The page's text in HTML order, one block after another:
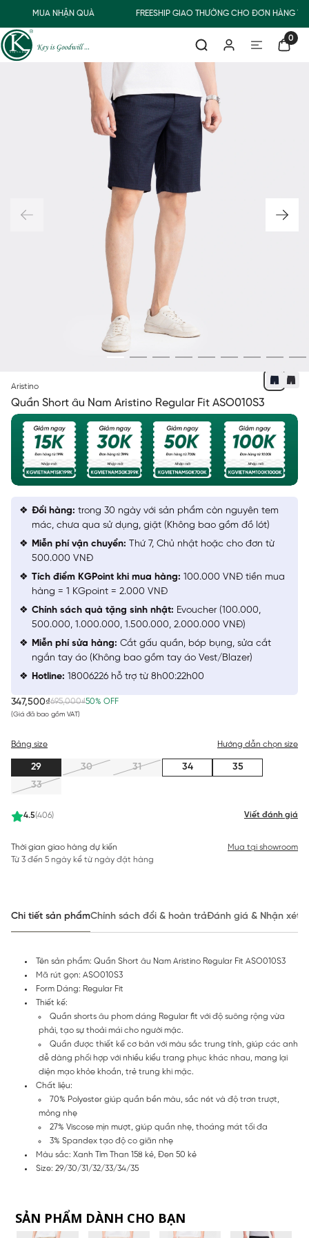
MUA NHẬN QUÀ FREESHIP GIAO THƯỜNG CHO ĐƠN HÀNG
0
Aristino
Quần Short âu Nam Aristino Regular Fit ASO010S3
347,500₫695,000₫50% OFF
(Giá đã bao gồm VAT)
4.5(406) Viết đánh giá
Bảng size Hướng dẫn chọn size
29 30 31 34
35
33
Thời gian giao hàng dự kiến
Từ 3 đến 5 ngày kể từ ngày đặt hàng
Mua tại showroom
Đổi hàng: trong 30 ngày với sản phẩm còn nguyên tem
mác, chưa qua sử dụng, giặt (Không bao gồm đồ lót)
Miễn phí vận chuyển: Thứ 7, Chủ nhật hoặc cho đơn từ
500.000 VNĐ
Tích điểm KGPoint khi mua hàng: 100.000 VNĐ tiền mua
hàng = 1 KGpoint = 2.000 VNĐ
Chính sách quà tặng sinh nhật: Evoucher (100.000,
500.000, 1.000.000, 1.500.000, 2.000.000 VNĐ)
Miễn phí sửa hàng: Cắt gấu quần, bóp bụng, sửa cắt
ngắn tay áo (Không bao gồm tay áo Vest/Blazer)
Hotline: 18006226 hỗ trợ từ 8h00:22h00
Chi tiết sản phẩmChính sách đổi & hoàn trảĐánh giá & Nhận xét
Tên sản phẩm: Quần Short âu Nam Aristino Regular Fit ASO010S3
Mã rút gọn: ASO010S3
Form Dáng: Regular Fit
Thiết kế:
Quần shorts âu phom dáng Regular fit với độ suông rộng vừa
phải, tạo sự thoải mái cho người mặc.
Quần được thiết kế cơ bản với màu sắc trung tính, giúp các anh
dễ dàng phối hợp với nhiều kiểu trang phục khác nhau, mang lại
diện mạo khỏe khoắn, trẻ trung khi mặc.
Chất liệu:
70% Polyester giúp quần bền màu, sắc nét và độ trơn trượt,
mỏng nhẹ
27% Viscose mịn mượt, giúp quần nhẹ, thoáng mát tối đa
3% Spandex tạo độ co giãn nhẹ
Màu sắc: Xanh Tím Than 158 kẻ, Đen 50 kẻ
Size: 29/30/31/32/33/34/35
SẢN PHẨM DÀNH CHO BẠN